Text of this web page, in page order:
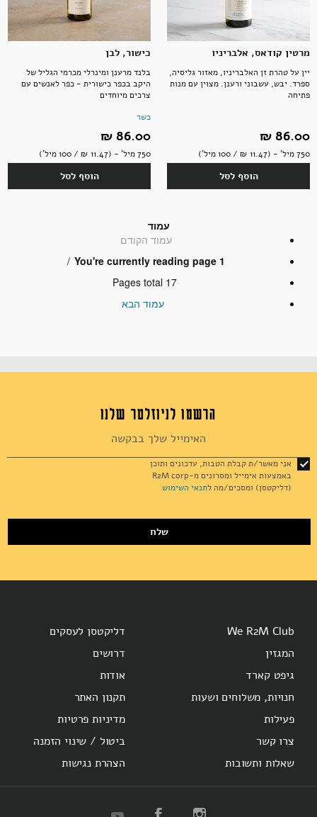
מרטין קודאס, אלבריניו
יין על טהרת זן האלבריניו, מאזור גליסיה,
ספרד. יבש, עשבוני ורענן. מצוין עם מנות
פתיחה
86.00 ‏₪
750 מיל' - (11.47 ‏₪ / 100 מיל')
הוסף לסל
כישור, לבן
בלנד מרענן ומינרלי מכרמי הגליל של
היקב בכפר כישורית - כפר לאנשים עם
צרכים מיוחדים
כשר
86.00 ‏₪
750 מיל' - (11.47 ‏₪ / 100 מיל')
הוסף לסל
עמוד
עמוד הקודם
You're currently reading page 1
Pages total 17
עמוד הבא
הרשמו לניוזלטר שלנו
for
Our
Newsletter:
שלח
אני מאשר/ת קבלת הטבות, עדכונים ותוכן
באמצעות אימייל ומסרונים מ-R2M corp
(דליקטסן) ומסכים/מה לתנאי השימוש
We R2M Club
המגזין
גיפט קארד
חנויות, משלוחים ושעות
פעילות
צרו קשר
שאלות ותשובות
דליקטסן לעסקים
דרושים
אודות
תקנון האתר
מדיניות פרטיות
ביטול / שינוי הזמנה
הצהרת נגישות